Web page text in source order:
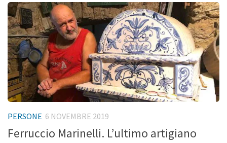
PERSONE 6 NOVEMBRE 2019
Ferruccio Marinelli. L’ultimo artigiano